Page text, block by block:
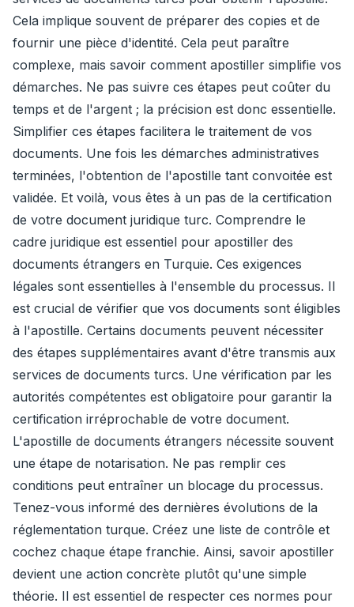
Cela implique souvent de préparer des copies et de
fournir une pièce d'identité. Cela peut paraître
complexe, mais savoir comment apostiller simplifie vos
démarches. Ne pas suivre ces étapes peut coûter du
temps et de l'argent ; la précision est donc essentielle.
Simplifier ces étapes facilitera le traitement de vos
documents. Une fois les démarches administratives
terminées, l'obtention de l'apostille tant convoitée est
validée. Et voilà, vous êtes à un pas de la certification
de votre document juridique turc. Comprendre le
cadre juridique est essentiel pour apostiller des
documents étrangers en Turquie. Ces exigences
légales sont essentielles à l'ensemble du processus. Il
est crucial de vérifier que vos documents sont éligibles
à l'apostille. Certains documents peuvent nécessiter
des étapes supplémentaires avant d'être transmis aux
services de documents turcs. Une vérification par les
autorités compétentes est obligatoire pour garantir la
certification irréprochable de votre document.
L'apostille de documents étrangers nécessite souvent
une étape de notarisation. Ne pas remplir ces
conditions peut entraîner un blocage du processus.
Tenez-vous informé des dernières évolutions de la
réglementation turque. Créez une liste de contrôle et
cochez chaque étape franchie. Ainsi, savoir apostiller
devient une action concrète plutôt qu'une simple
théorie. Il est essentiel de respecter ces normes pour